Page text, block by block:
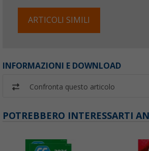
ARTICOLI SIMILI
INFORMAZIONI E DOWNLOAD
Confronta questo articolo
POTREBBERO INTERESSARTI